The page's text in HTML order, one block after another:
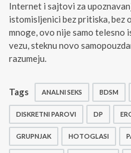
Internet i sajtovi za
istomisljenici bez pritiska, bez
mnoge, ovo nije samo telesno
vezu, steknu novo
razumeju.
Tags ANALNI SEKS BDSM
DISKRETNI PAROVI DP
GRUPNJAK HOTOGLASI